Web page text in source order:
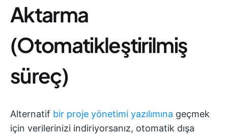
Aktarma
(Otomatikleştirilmiş
süreç)
Alternatif bir proje yönetimi yazılımına geçmek
için verilerinizi indiriyorsanız, otomatik dışa